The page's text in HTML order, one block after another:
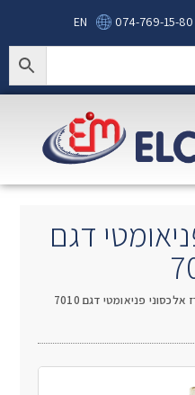
074-769-15-80
EN
דגם
אלכסוני פניאומטי דגם 7010